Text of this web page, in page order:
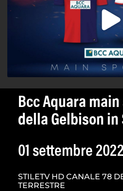
Bcc Aquara
della Gelbison in
01 settembre
STILETV HD CANALE 78
TERRESTRE